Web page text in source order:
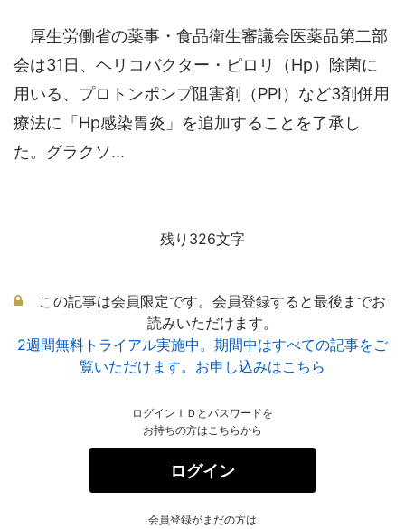
厚生労働省の薬事・食品衛生審議会医薬品第二部
会は31日、ヘリコバクター・ピロリ（Hp）除菌に
用いる、プロトンポンプ阻害剤（PPI）など3剤併用
療法に「Hp感染胃炎」を追加することを了承し
た。グラクソ...
残り326文字
この記事は会員限定です。会員登録すると最後までお
読みいただけます。
2週間無料トライアル実施中。期間中はすべての記事をご
覧いただけます。お申し込みはこちら
ログインＩＤとパスワードを
お持ちの方はこちらから
ログイン
会員登録がまだの方は